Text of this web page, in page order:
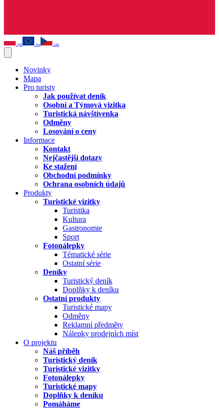
pln eur czk
Novinky
Mapa
Pro turisty
Jak používat deník
Osobní a Týmová vizitka
Turistická návštívenka
Odměny
Losování o ceny
Informace
Kontakt
Nejčastější dotazy
Ke stažení
Obchodní podmínky
Ochrana osobních údajů
Produkty
Turistické vizitky
Turistika
Kultura
Gastronomie
Sport
Fotonálepky
Tématické série
Ostatní série
Deníky
Turistický deník
Doplňky k deníku
Ostatní produkty
Turistické mapy
Odměny
Reklamní předměty
Nálepky prodejních míst
O projektu
Náš příběh
Turistický deník
Turistické vizitky
Fotonálepky
Turistické mapy
Doplňky k deníku
Pomáháme